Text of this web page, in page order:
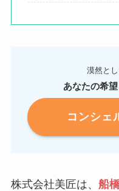
漠然と
あなたの希
コンシェ
株式会社美匠は、 船